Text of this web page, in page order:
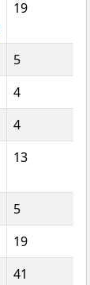
19
5
4
4
13
5
19
41